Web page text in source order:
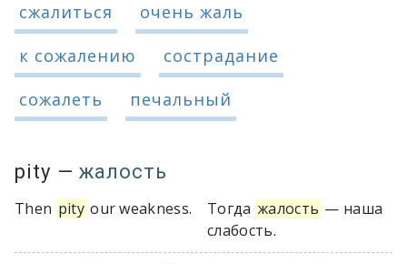
сжалиться
очень жаль
к сожалению
сострадание
сожалеть
печальный
pity — жалость
Then pity our weakness. Тогда жалость — наша
слабость.